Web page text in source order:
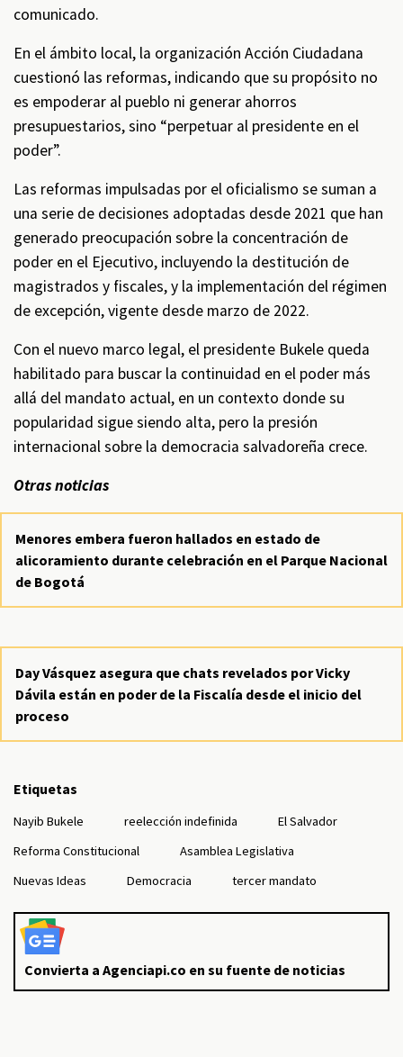
comunicado.
En el ámbito local, la organización Acción Ciudadana
cuestionó las reformas, indicando que su propósito no
es empoderar al pueblo ni generar ahorros
presupuestarios, sino “perpetuar al presidente en el
poder”.
Las reformas impulsadas por el oficialismo se suman a
una serie de decisiones adoptadas desde 2021 que han
generado preocupación sobre la concentración de
poder en el Ejecutivo, incluyendo la destitución de
magistrados y fiscales, y la implementación del régimen
de excepción, vigente desde marzo de 2022.
Con el nuevo marco legal, el presidente Bukele queda
habilitado para buscar la continuidad en el poder más
allá del mandato actual, en un contexto donde su
popularidad sigue siendo alta, pero la presión
internacional sobre la democracia salvadoreña crece.
Otras noticias
Menores embera fueron hallados en estado de
alicoramiento durante celebración en el Parque Nacional
de Bogotá
Day Vásquez asegura que chats revelados por Vicky
Dávila están en poder de la Fiscalía desde el inicio del
proceso
Etiquetas
Nayib Bukele reelección indefinida
El Salvador
Reforma Constitucional
Asamblea Legislativa
Nuevas Ideas
Democracia tercer mandato
Convierta a Agenciapi.co en su fuente de noticias